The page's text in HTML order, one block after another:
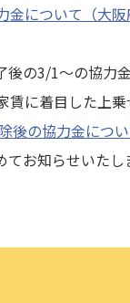
について（大阪
後の3/1～の協力
賃に着目した上
後の協力金につ
お知らせいたし